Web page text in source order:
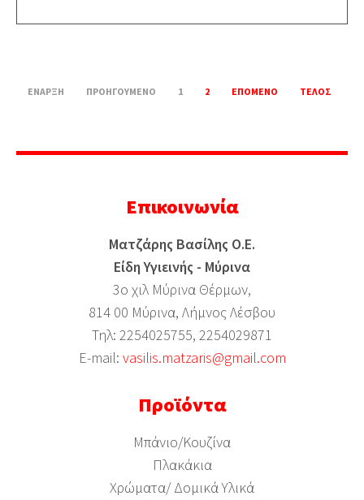
ΈΝΑΡΞΗ ΠΡΟΗΓΟΎΜΕΝΟ 1 2 ΕΠΌΜΕΝΟ ΤΈΛΟΣ
Επικοινωνία
Ματζάρης Βασίλης Ο.Ε.
Είδη Υγιεινής - Μύρινα
3ο χιλ Μύρινα Θέρμων,
814 00 Μύρινα, Λήμνος Λέσβου
Τηλ: 2254025755, 2254029871
Ε-mail: vasilis.matzaris@gmail.com
Προϊόντα
Μπάνιο/Κουζίνα
Πλακάκια
Χρώματα/ Δομικά Υλικά